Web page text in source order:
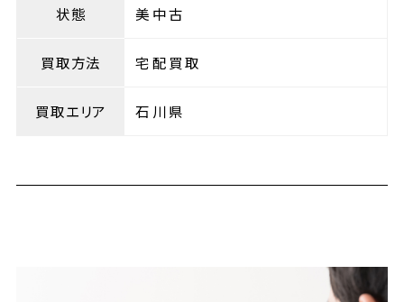
状態 美中古
買取方法 宅配買取
買取エリア 石川県